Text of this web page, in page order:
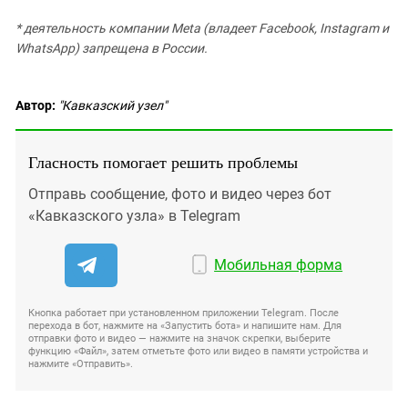
* деятельность компании Meta (владеет Facebook, Instagram и
WhatsApp) запрещена в России.
Автор: "Кавказский узел"
Гласность помогает решить проблемы
Отправь сообщение, фото и видео через бот
«Кавказского узла» в Telegram
Мобильная форма
Кнопка работает при установленном приложении Telegram. После
перехода в бот, нажмите на «Запустить бота» и напишите нам. Для
отправки фото и видео — нажмите на значок скрепки, выберите
функцию «Файл», затем отметьте фото или видео в памяти устройства и
нажмите «Отправить».